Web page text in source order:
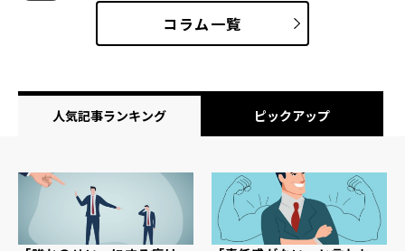
場のマネージャーや人事担当者の
方々から、次のような切実な本 […]
「ウチの先輩社員は本当に面倒見が
良い。新人に手取り足取り熱心 […]
コラム一覧
人気記事ランキング ピックアップ